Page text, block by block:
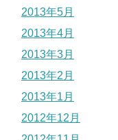
2013年5月
2013年4月
2013年3月
2013年2月
2013年1月
2012年12月